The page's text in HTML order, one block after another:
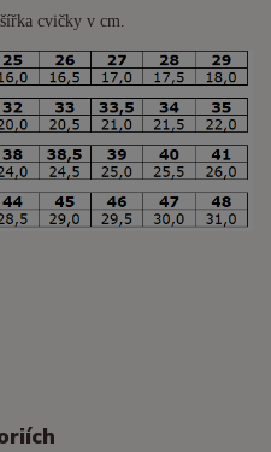
cvičky v cm.